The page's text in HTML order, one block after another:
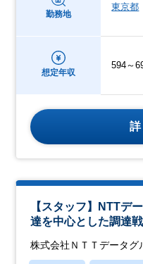
勤務地
東京都
想定年収
594～
詳
【スタッフ】NTTデ
達を中心とした調達
株式会社ＮＴＴデータグ